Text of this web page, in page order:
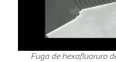
Fuga de hexafluoruro